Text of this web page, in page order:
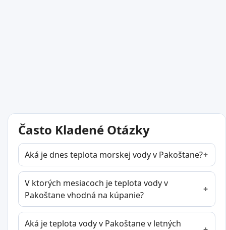
Často Kladené Otázky
Aká je dnes teplota morskej vody v Pakoštane?
V ktorých mesiacoch je teplota vody v
Pakoštane vhodná na kúpanie?
Aká je teplota vody v Pakoštane v letných